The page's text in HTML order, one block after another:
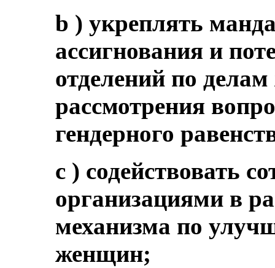
b ) укреплять
ассигнования и
отделений по
рассмотрения
гендерного
c ) содействовать
организациями в
механизма по
женщин;